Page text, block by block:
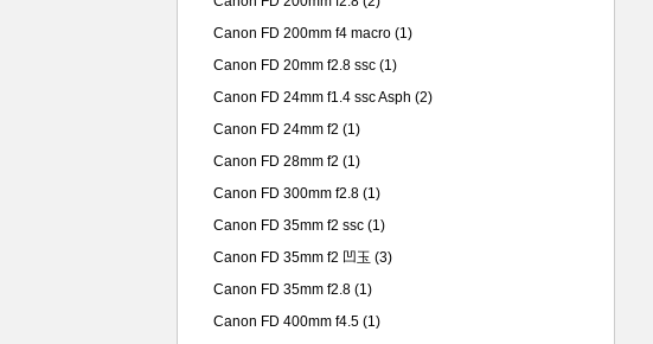
Canon FD 200mm f4 macro (1)
Canon FD 20mm f2.8 ssc (1)
Canon FD 24mm f1.4 ssc Asph (2)
Canon FD 24mm f2 (1)
Canon FD 28mm f2 (1)
Canon FD 300mm f2.8 (1)
Canon FD 35mm f2 ssc (1)
Canon FD 35mm f2 凹玉 (3)
Canon FD 35mm f2.8 (1)
Canon FD 400mm f4.5 (1)